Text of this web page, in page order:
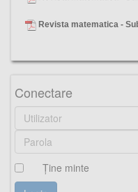
Revista matematica -
Conectare
Ţine minte